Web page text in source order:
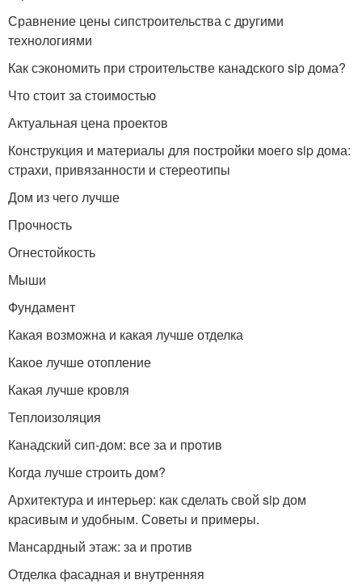
Сравнение цены сипстроительства с другими
технологиями
Как сэкономить при строительстве канадского sip дома?
Что стоит за стоимостью
Актуальная цена проектов
Конструкция и материалы для постройки моего sip дома:
страхи, привязанности и стереотипы
Дом из чего лучше
Прочность
Огнестойкость
Мыши
Фундамент
Какая возможна и какая лучше отделка
Какое лучше отопление
Какая лучше кровля
Теплоизоляция
Канадский сип-дом: все за и против
Когда лучше строить дом?
Архитектура и интерьер: как сделать свой sip дом
красивым и удобным. Советы и примеры.
Мансардный этаж: за и против
Отделка фасадная и внутренняя